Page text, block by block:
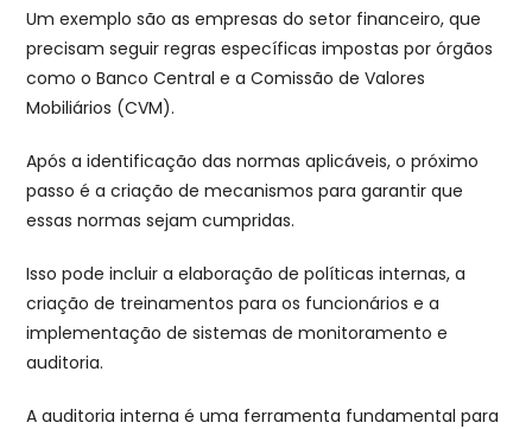
Um exemplo são as empresas do setor financeiro, que
precisam seguir regras específicas impostas por órgãos
como o Banco Central e a Comissão de Valores
Mobiliários (CVM).
Após a identificação das normas aplicáveis, o próximo
passo é a criação de mecanismos para garantir que
essas normas sejam cumpridas.
Isso pode incluir a elaboração de políticas internas, a
criação de treinamentos para os funcionários e a
implementação de sistemas de monitoramento e
auditoria.
A auditoria interna é uma ferramenta fundamental para